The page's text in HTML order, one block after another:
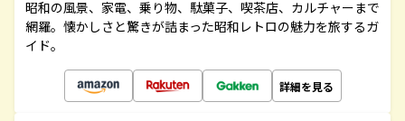
昭和の風景、家電、乗り物、駄菓子、喫茶店、カルチャーまで
網羅。懐かしさと驚きが詰まった昭和レトロの魅力を旅するガ
イド。
詳細を見る